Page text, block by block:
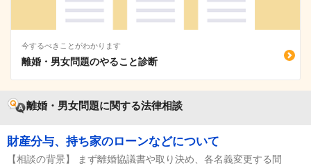
今するべきことがわかります
離婚・男女問題のやること診断
離婚・男女問題に関する法律相談
財産分与、持ち家のローンなどについて
【相談の背景】 まず離婚協議書や取り決め、各名義変更する間